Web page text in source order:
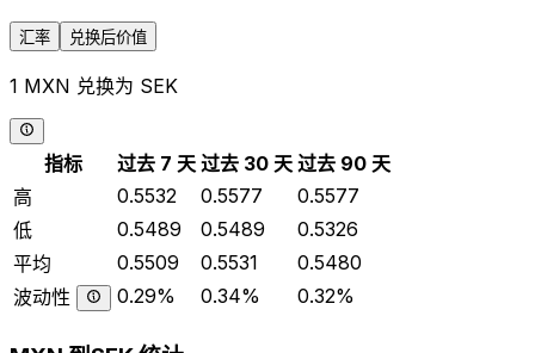
汇率 兑换后价值
1 MXN 兑换为 SEK
指标 过去 7 天 过去 30 天 过去 90 天
高
0.5532 0.5577
0.5577
低
0.5489 0.5489
0.5326
平均
0.5509 0.5531
0.5480
波动性
0.29% 0.34% 0.32%